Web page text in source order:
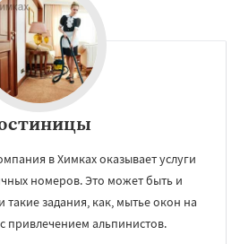
в Химках оказывает услуги
номеров. Это может быть и
такие задания, как, мытье окон на
привлечением альпинистов.